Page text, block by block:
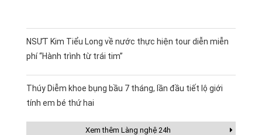
NSƯT Kim Tiểu Long về nước thực hiện tour diễn miễn
phí “Hành trình từ trái tim”
Thúy Diễm khoe bụng bầu 7 tháng, lần đầu tiết lộ giới
tính em bé thứ hai
Xem thêm Làng nghệ 24h